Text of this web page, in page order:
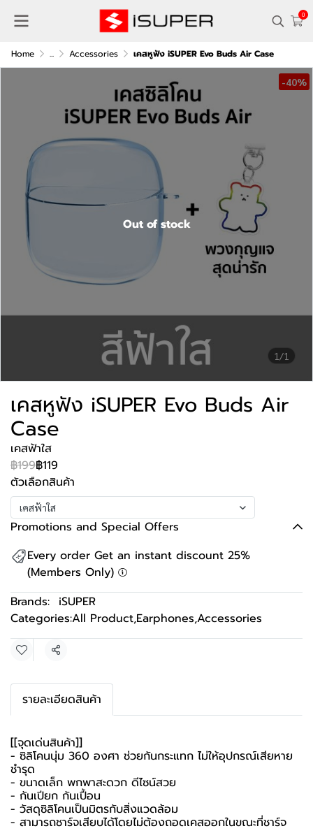
0
Home ... Accessories เคสหูฟัง iSUPER Evo Buds Air Case
1/1
-40%
Out of stock
เคสหูฟัง iSUPER Evo Buds Air
Case
เคสฟ้าใส
฿199฿119
ตัวเลือกสินค้า
เคสฟ้าใส
Promotions and Special Offers
Every order Get an instant discount 25%
(Members Only)
Brands: iSUPER
Categories:All Product,Earphones,Accessories
Share
รายละเอียดสินค้า
[[จุดเด่นสินค้า]]
- ซิลิโคนนุ่ม 360 องศา ช่วยกันกระแทก ไม่ให้อุปกรณ์เสียหาย
ชำรุด
- ขนาดเล็ก พกพาสะดวก ดีไซน์สวย
- กันเปียก กันเปื้อน
- วัสดุซิลิโคนเป็นมิตรกับสิ่งแวดล้อม
- สามารถชาร์จเสียบได้โดยไม่ต้องถอดเคสออกในขณะที่ชาร์จ